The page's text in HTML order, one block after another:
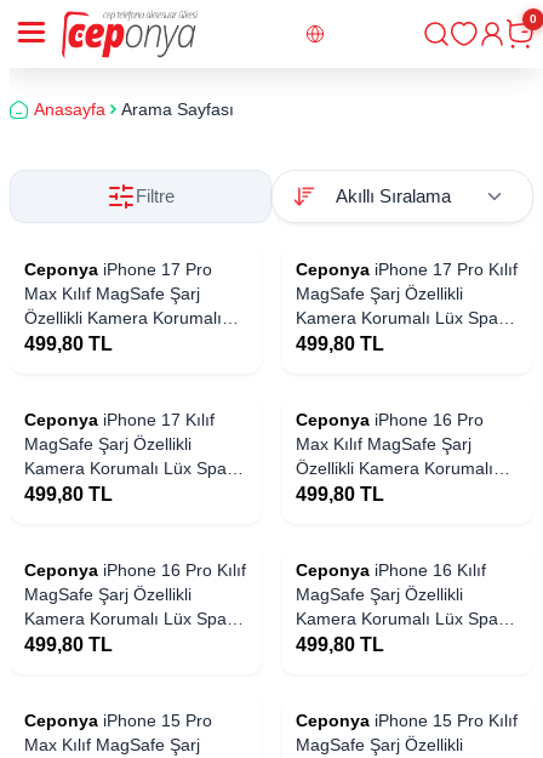
Giriş
0
Anasayfa Arama Sayfası
Filtre
Ceponya iPhone 17 Pro
Max Kılıf MagSafe Şarj
Özellikli Kamera Korumalı
Lüx Spark Kapak
499,80 TL
Ceponya iPhone 17 Pro Kılıf
MagSafe Şarj Özellikli
Kamera Korumalı Lüx Spark
Kapak
499,80 TL
Ceponya iPhone 17 Kılıf
MagSafe Şarj Özellikli
Kamera Korumalı Lüx Spark
Kapak
499,80 TL
Ceponya iPhone 16 Pro
Max Kılıf MagSafe Şarj
Özellikli Kamera Korumalı
Lüx Spark Kapak
499,80 TL
Ceponya iPhone 16 Pro Kılıf
MagSafe Şarj Özellikli
Kamera Korumalı Lüx Spark
Kapak
499,80 TL
Ceponya iPhone 16 Kılıf
MagSafe Şarj Özellikli
Kamera Korumalı Lüx Spark
Kapak
499,80 TL
Ceponya iPhone 15 Pro
Max Kılıf MagSafe Şarj
Ceponya iPhone 15 Pro Kılıf
MagSafe Şarj Özellikli